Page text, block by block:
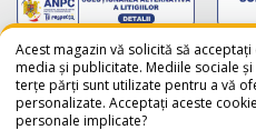
WhatsApp
Salut! Cum te putem ajuta? Scrie-
ne pe WhatsApp!
Acest magazin vă solicită să
media și publicitate. Mediile sociale
terțe părți sunt utilizate pentru a vă
personalizate. Acceptați aceste
personale implicate?